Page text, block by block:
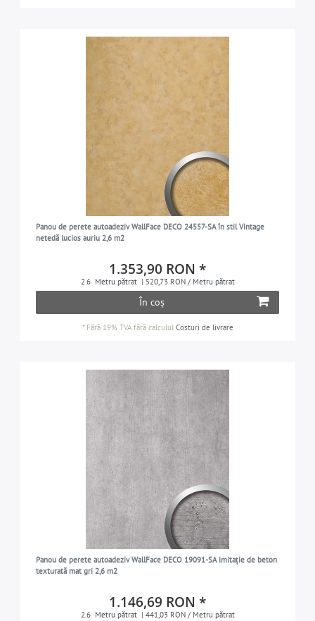
Panou de perete autoadeziv WallFace DECO 24557-SA în stil Vintage
netedă lucios auriu 2,6 m2
1.353,90 RON *
2.6 Metru pătrat | 520,73 RON / Metru pătrat
În coș
* Fără 19% TVAfără calculul Costuri de livrare
Panou de perete autoadeziv WallFace DECO 19091-SA imitație de beton
texturată mat gri 2,6 m2
1.146,69 RON *
2.6 Metru pătrat | 441,03 RON / Metru pătrat